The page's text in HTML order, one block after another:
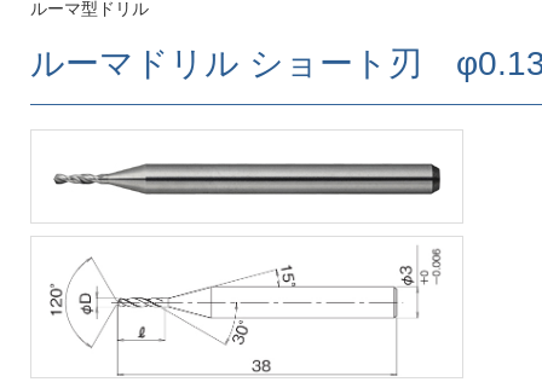
ルーマ型ドリル
ルーマドリル ショート刃